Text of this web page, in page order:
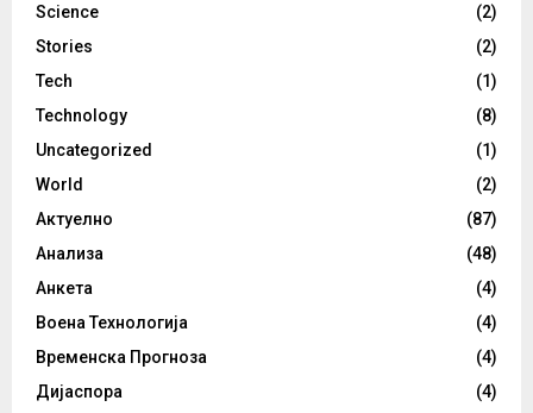
Science
(2)
Stories
(2)
Tech
(1)
Technology
(8)
Uncategorized
(1)
World
(2)
Актуелно
(87)
Анализа
(48)
Анкета
(4)
Воена Технологија
(4)
Временска Прогноза
(4)
Дијаспора
(4)